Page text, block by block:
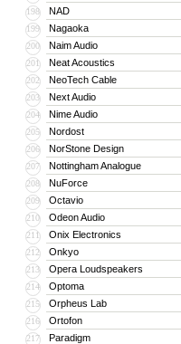
198 NAD
199 Nagaoka
200 Naim Audio
201 Neat Acoustics
202 NeoTech Cable
203 Next Audio
204 Nime Audio
205 Nordost
206 NorStone Design
207 Nottingham Analogue
208 NuForce
209 Octavio
210 Odeon Audio
211 Onix Electronics
212 Onkyo
213 Opera Loudspeakers
214 Optoma
215 Orpheus Lab
216 Ortofon
217 Paradigm